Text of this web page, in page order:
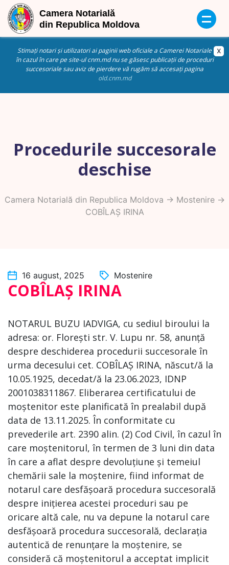
Stimați notari și utilizatori ai paginii web oficiale a Camerei Notariale
în cazul în care pe site-ul cnm.md nu se găsesc publicații de proceduri
succesoriale sau aviz de pierdere vă rugăm să accesați pagina
old.cnm.md
Procedurile succesorale
deschise
Camera Notarială din Republica Moldova -> Mostenire->
COBÎLAȘ IRINA
16 august, 2025 Mostenire
COBÎLAȘ IRINA
NOTARUL BUZU IADVIGA, cu sediul biroului la
adresa: or. Florești str. V. Lupu nr. 58, anunță
despre deschiderea procedurii succesorale în
urma decesului cet. COBÎLAȘ IRINA, născut/ă la
10.05.1925, decedat/ă la 23.06.2023, IDNP
2001038311867. Eliberarea certificatului de
moștenitor este planificată în prealabil după
data de 13.11.2025. În conformitate cu
prevederile art. 2390 alin. (2) Cod Civil, în cazul în
care moștenitorul, în termen de 3 luni din data
în care a aflat despre devoluțiune și temeiul
chemării sale la moștenire, fiind informat de
notarul care desfășoară procedura succesorală
despre inițierea acestei proceduri sau pe
oricare altă cale, nu va depune la notarul care
desfășoară procedura succesorală, declarația
autentică de renunțare la moștenire, se
consideră că moștenitorul a acceptat implicit